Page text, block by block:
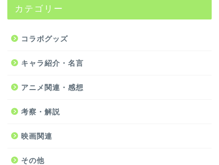
カテゴリー
コラボグッズ
キャラ紹介・名言
アニメ関連・感想
考察・解説
映画関連
その他